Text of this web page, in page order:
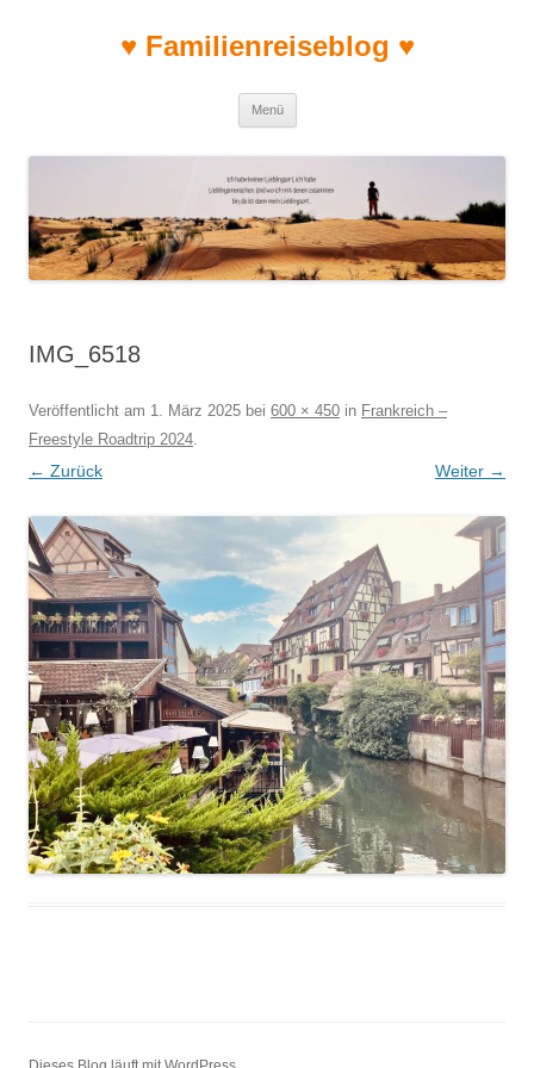
♥ Familienreiseblog ♥
Menü
IMG_6518
Veröffentlicht am 1. März 2025 bei 600 × 450 in Frankreich –
Freestyle Roadtrip 2024.
← Zurück Weiter →